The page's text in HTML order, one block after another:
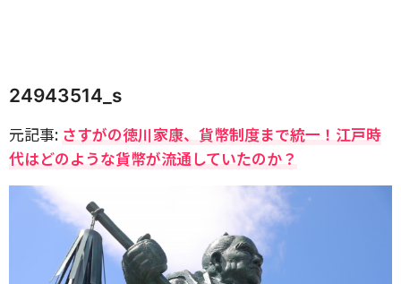
24943514_s
元記事: さすがの徳川家康、貨幣制度まで統一！江戸時
代はどのような貨幣が流通していたのか？